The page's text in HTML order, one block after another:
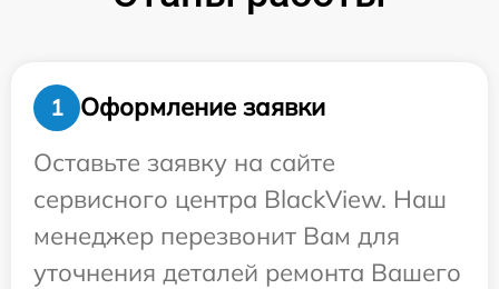
1
Оформление заявки
Оставьте заявку на сайте
сервисного центра BlackView. Наш
менеджер перезвонит Вам для
уточнения деталей ремонта Вашего